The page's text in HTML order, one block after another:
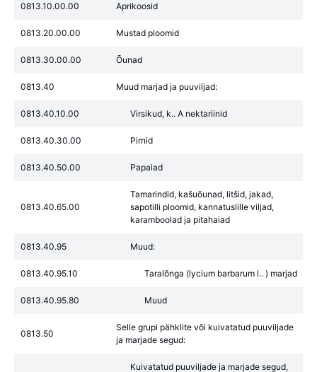
0813.10.00.00 Aprikoosid
0813.20.00.00 Mustad ploomid
0813.30.00.00 Õunad
0813.40 Muud marjad ja puuviljad:
0813.40.10.00 Virsikud, k.. A nektariinid
0813.40.30.00 Pirnid
0813.40.50.00 Papaiad
0813.40.65.00
Tamarindid, kašuõunad, litšid, jakad,
sapotilli ploomid, kannatuslille viljad,
karamboolad ja pitahaiad
0813.40.95 Muud:
0813.40.95.10 Taralõnga (lycium barbarum l.. ) marjad
0813.40.95.80 Muud
0813.50
Selle grupi pähklite või kuivatatud puuviljade
ja marjade segud:
Kuivatatud puuviljade ja marjade segud,